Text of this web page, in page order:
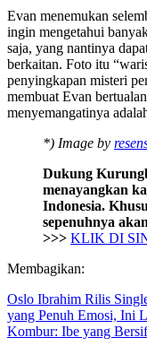
Evan menemukan
ingin mengetahui
saja, yang nantinya
berkaitan. Foto itu
penyingkapan misteri
membuat Evan
menyemangatinya
*) Image by
Dukung
menayangkan
Indonesia.
sepenuhnya
>>> KLIK DI
Membagikan:
Oslo Ibrahim Rilis
yang Penuh Emosi, Ini
Kombur: Ibe yang